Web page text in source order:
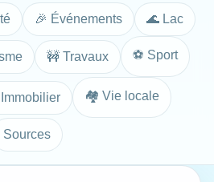
🎉 Événements 🌊 Lac
🚧 Travaux ⚽ Sport
🏘️ Vie locale
Sources